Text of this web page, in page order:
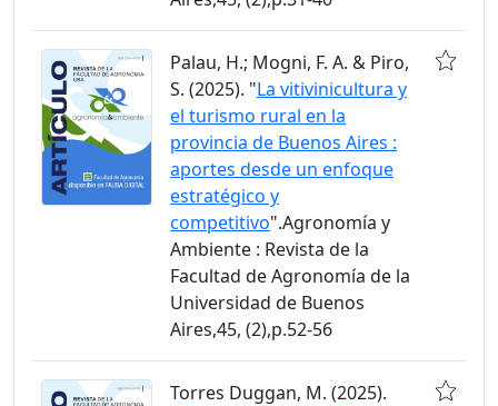
Palau, H.; Mogni, F. A. & Piro,
S. (2025). "La vitivinicultura y
el turismo rural en la
provincia de Buenos Aires :
aportes desde un enfoque
estratégico y
competitivo".Agronomía y
Ambiente : Revista de la
Facultad de Agronomía de la
Universidad de Buenos
Aires,45, (2),p.52-56
Torres Duggan, M. (2025).